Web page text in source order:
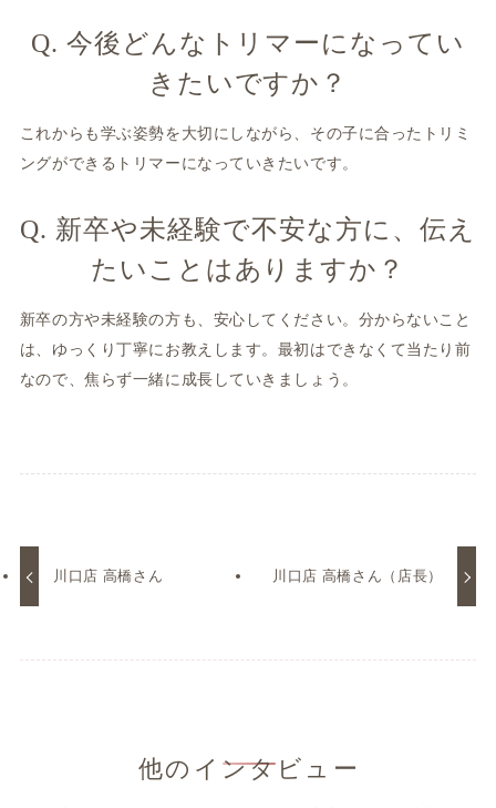
Q. 今後どんなトリマーになってい
きたいですか？
これからも学ぶ姿勢を大切にしながら、その子に合ったトリミ
ングができるトリマーになっていきたいです。
Q. 新卒や未経験で不安な方に、伝え
たいことはありますか？
新卒の方や未経験の方も、安心してください。分からないこと
は、ゆっくり丁寧にお教えします。最初はできなくて当たり前
なので、焦らず一緒に成長していきましょう。
川口店 高橋さん 川口店 高橋さん（店長）